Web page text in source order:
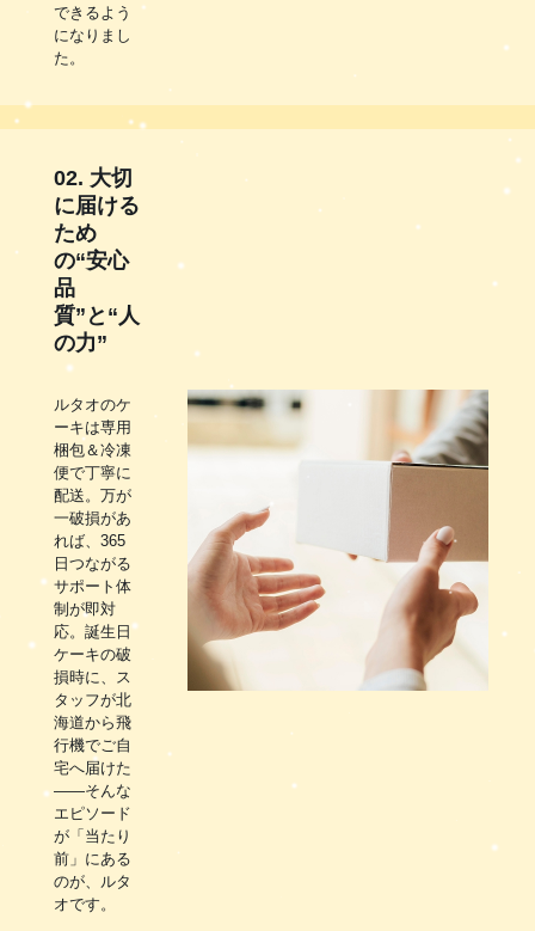
できるよう
になりまし
た。
02. 大切
に届ける
ため
の“安心
品
質”と“人
の力”
ルタオのケ
ーキは専用
梱包＆冷凍
便で丁寧に
配送。万が
一破損があ
れば、365
日つながる
サポート体
制が即対
応。誕生日
ケーキの破
損時に、ス
タッフが北
海道から飛
行機でご自
宅へ届けた
――そんな
エピソード
が「当たり
前」にある
のが、ルタ
オです。